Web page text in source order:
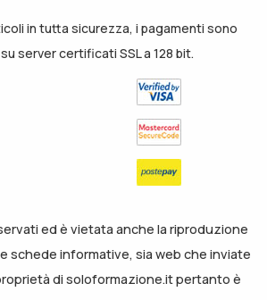
in tutta sicurezza, i pagamenti sono
server certificati SSL a 128 bit.
ed è vietata anche la riproduzione
schede informative, sia web che inviate
di soloformazione.it pertanto è